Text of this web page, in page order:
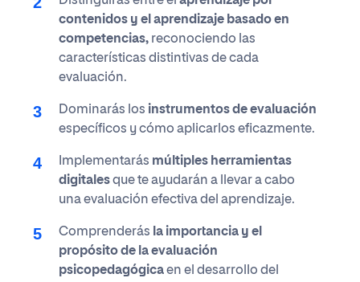
contenidos y el aprendizaje basado en
competencias, reconociendo las
características distintivas de cada
evaluación.
Dominarás los instrumentos de evaluación
específicos y cómo aplicarlos eficazmente.
Implementarás múltiples herramientas
digitalesque te ayudarán a llevar a cabo
una evaluación efectiva del aprendizaje.
Comprenderás la importancia y el
propósito de la evaluación
psicopedagógicaen el desarrollo del